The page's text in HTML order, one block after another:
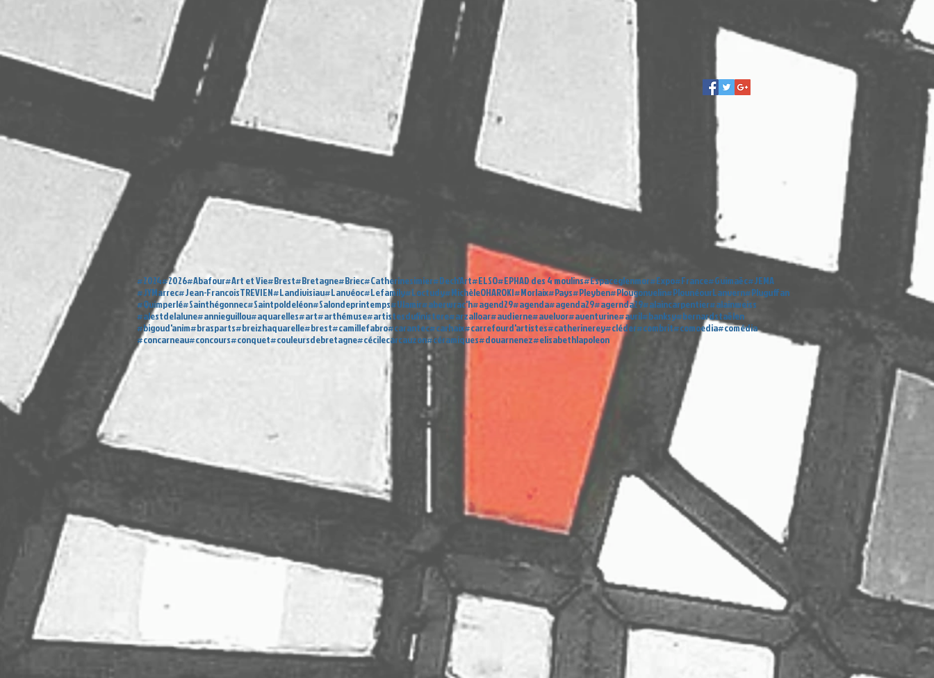
Cann - Pierre Kernin - Claude...
#2024#2026#Abafour#Art et Vie#Brest#Bretagne#Briec#Catherinesimier#Dech'Art#ELSO#EPHAD des 4 moulins#Espaceglenmor#Expo#France#Guimaëc#JEMA
#JYMarrec#Jean-FrancoisTREVIEN#Landivisiau#Lanvéoc#Lefamily#Loctudy#MichèleOHAROKI#Morlaix#Pays#Pleyben#Plougonvelin#PlounéourLanvern#Pluguffan
#Quimperlé#Sainthégonnec#Saintpoldeléon#Salondeprintemps#Ulamir#aberwrac'h#agend29#agenda#agenda29#agernda29#alaincarpentier#alainweiss
#alestdelalune#annieguillou#aquarelles#art#arthémuse#artistesdufinistere#arzalloar#audierne#avelvor#aventurine#avril#banksy#bernardstaëlen
#bigoud'anim#brasparts#breizhaquarelle#brest#camillefabro#carantec#carhaix#carrefourd'artistes#catherinerey#cléder#combrit#comoedia#comédia
#concarneau#concours#conquet#couleursdebretagne#cécilecarcauzon#céramiques#douarnenez#elisabethlapoleon